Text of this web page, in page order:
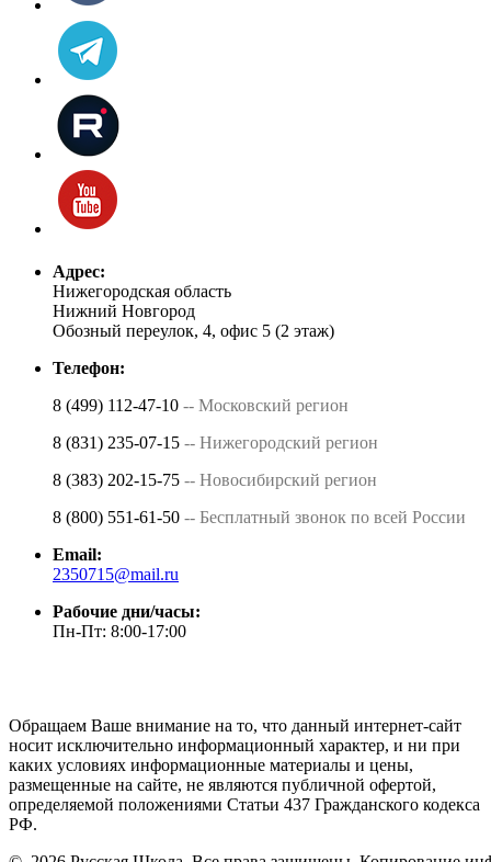
Адрес:
Нижегородская область
Нижний Новгород
Обозный переулок, 4, офис 5 (2 этаж)
Телефон:
8 (499) 112-47-10 -- Московский регион
8 (831) 235-07-15 -- Нижегородский регион
8 (383) 202-15-75 -- Новосибирский регион
8 (800) 551-61-50 -- Бесплатный звонок по всей России
Email:
2350715@mail.ru
Рабочие дни/часы:
Пн-Пт: 8:00-17:00
Обращаем Ваше внимание на то, что данный интернет-сайт
носит исключительно информационный характер, и ни при
каких условиях информационные материалы и цены,
размещенные на сайте, не являются публичной офертой,
определяемой положениями Статьи 437 Гражданского кодекса
РФ.